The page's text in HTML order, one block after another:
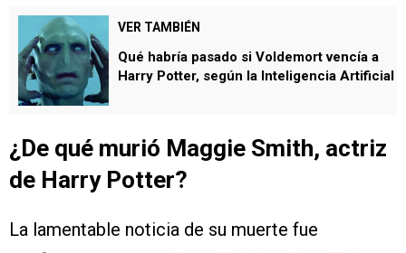
VER TAMBIÉN
Qué habría pasado si Voldemort vencía a
Harry Potter, según la Inteligencia Artificial
¿De qué murió Maggie Smith, actriz
de Harry Potter?
La lamentable noticia de su muerte fue